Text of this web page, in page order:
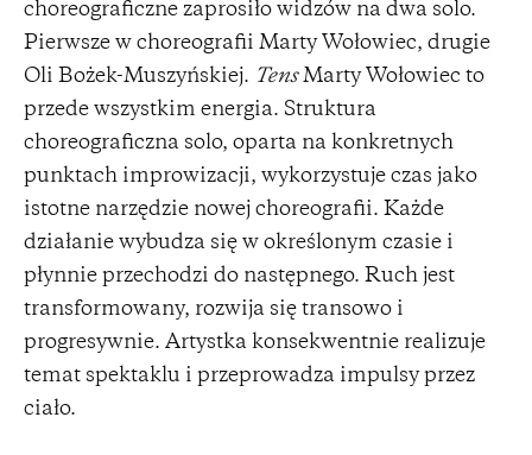
choreograficzne zaprosiło widzów na dwa solo.
Pierwsze w choreografii Marty Wołowiec, drugie
Oli Bożek-Muszyńskiej. TensMarty Wołowiec to
przede wszystkim energia. Struktura
choreograficzna solo, oparta na konkretnych
punktach improwizacji, wykorzystuje czas jako
istotne narzędzie nowej choreografii. Każde
działanie wybudza się w określonym czasie i
płynnie przechodzi do następnego. Ruch jest
transformowany, rozwija się transowo i
progresywnie. Artystka konsekwentnie realizuje
temat spektaklu i przeprowadza impulsy przez
ciało.